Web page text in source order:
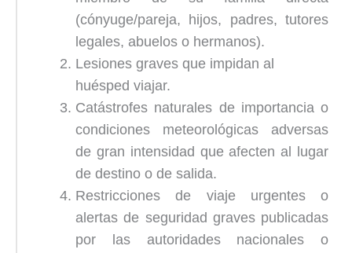
(cónyuge/pareja, hijos, padres, tutores
legales, abuelos o hermanos).
Lesiones graves que impidan al
huésped viajar.
Catástrofes naturales de importancia o
condiciones meteorológicas adversas
de gran intensidad que afecten al lugar
de destino o de salida.
Restricciones de viaje urgentes o
alertas de seguridad graves publicadas
por las autoridades nacionales o